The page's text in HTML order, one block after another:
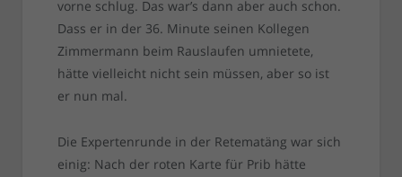
vorne schlug. Das war’s dann aber auch schon.
Dass er in der 36. Minute seinen Kollegen
Zimmermann beim Rauslaufen umnietete,
hätte vielleicht nicht sein müssen, aber so ist
er nun mal.
Die Expertenrunde in der Retematäng war sich
einig: Nach der roten Karte für Prib hätte